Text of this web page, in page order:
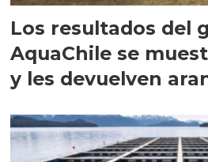
Los resultados del
AquaChile se
y les devuelven